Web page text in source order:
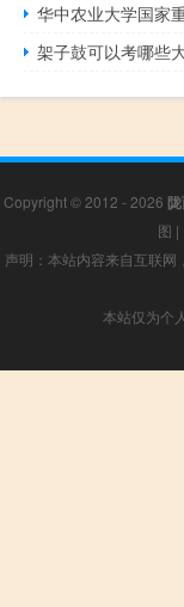
华中农业大学国家
架子鼓可以考哪些
Copyright © 2012 - 2026
图 |
声明：本站内容来自互联
本站仅为个